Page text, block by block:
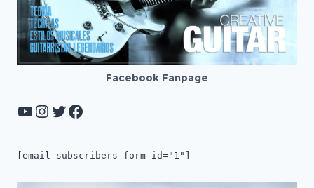
Facebook Fanpage
YouTube
Instagram
Twitter
Facebook
[email-subscribers-form id="1"]